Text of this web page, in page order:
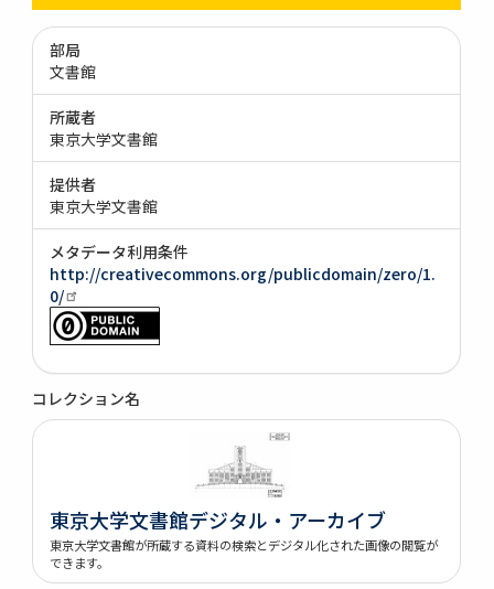
部局
文書館
所蔵者
東京大学文書館
提供者
東京大学文書館
メタデータ利用条件
http://creativecommons.org/publicdomain/zero/1.
0/
コレクション名
東京大学文書館デジタル・アーカイブ
東京大学文書館が所蔵する資料の検索とデジタル化された画像の閲覧が
できます。